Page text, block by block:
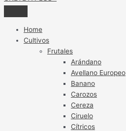
Home
Cultivos
Frutales
Arándano
Avellano Europeo
Banano
Carozos
Cereza
Ciruelo
Cítricos